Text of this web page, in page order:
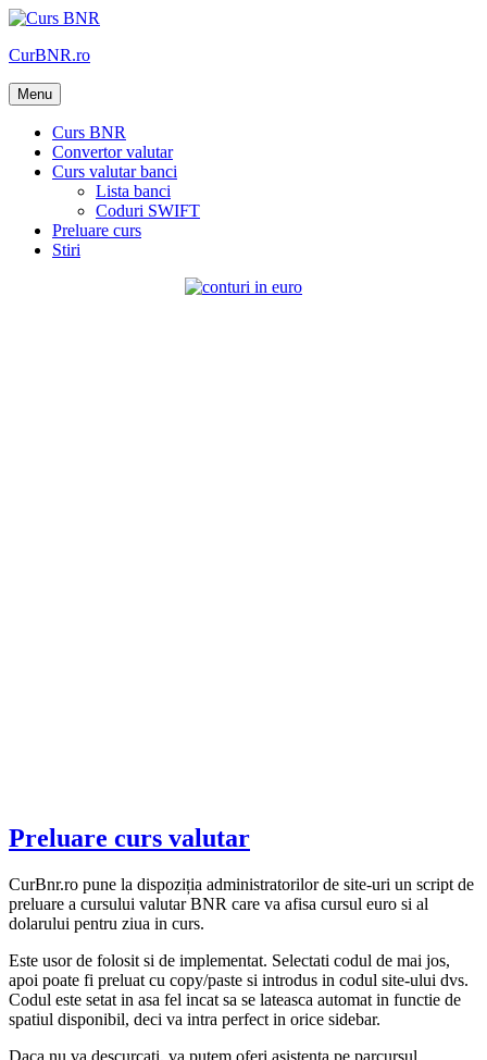
Skip
content
CurBNR.ro
Menu
Curs BNR
Convertor valutar
Curs valutar banci
Lista banci
Coduri SWIFT
Preluare curs
Stiri
Preluare curs valutar
CurBnr.ro pune la dispoziția administratorilor de site-uri un script de
preluare a cursului valutar BNR care va afisa cursul euro si al
dolarului pentru ziua in curs.
Este usor de folosit si de implementat. Selectati codul de mai jos,
apoi poate fi preluat cu copy/paste si introdus in codul site-ului dvs.
Codul este setat in asa fel incat sa se lateasca automat in functie de
spatiul disponibil, deci va intra perfect in orice sidebar.
Daca nu va descurcati, va putem oferi asistenta pe parcursul